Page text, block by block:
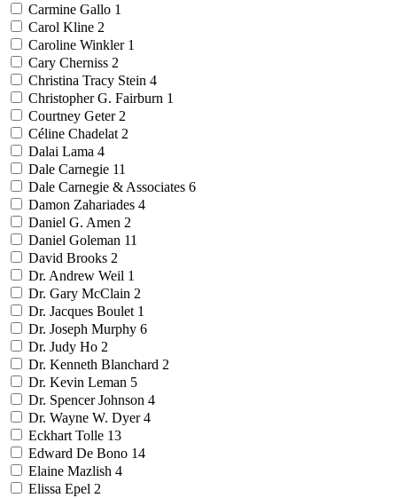
Carmine Gallo 1
Carol Kline 2
Caroline Winkler 1
Cary Cherniss 2
Christina Tracy Stein 4
Christopher G. Fairburn 1
Courtney Geter 2
Céline Chadelat 2
Dalai Lama 4
Dale Carnegie 11
Dale Carnegie & Associates 6
Damon Zahariades 4
Daniel G. Amen 2
Daniel Goleman 11
David Brooks 2
Dr. Andrew Weil 1
Dr. Gary McClain 2
Dr. Jacques Boulet 1
Dr. Joseph Murphy 6
Dr. Judy Ho 2
Dr. Kenneth Blanchard 2
Dr. Kevin Leman 5
Dr. Spencer Johnson 4
Dr. Wayne W. Dyer4
Eckhart Tolle 13
Edward De Bono 14
Elaine Mazlish 4
Elissa Epel 2